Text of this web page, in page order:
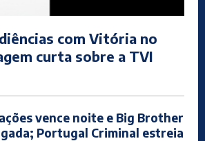
com Vitória no
curta sobre a TVI
vence noite e Big Brother
Portugal Criminal estreia